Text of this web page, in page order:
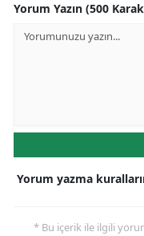
Yorum Yazın (500
Yorum yazma
* Bu içerik ile ilgili